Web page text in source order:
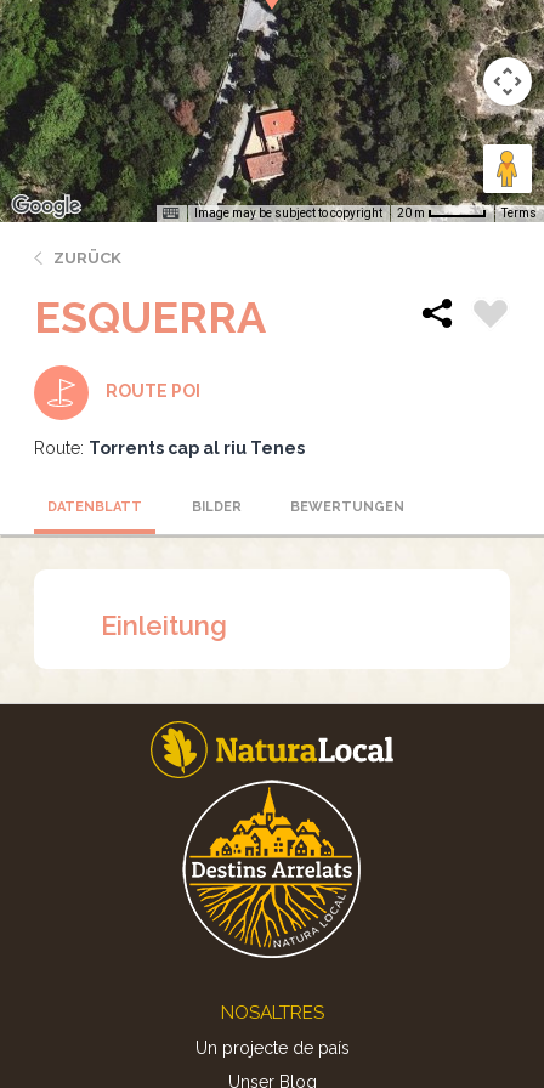
Image may be subject to copyright 20 m Terms
ZURÜCK
ESQUERRA
ROUTE POI
Route: Torrents cap al riu Tenes
DATENBLATT BILDER BEWERTUNGEN
Einleitung
NOSALTRES
Un projecte de país
Unser Blog